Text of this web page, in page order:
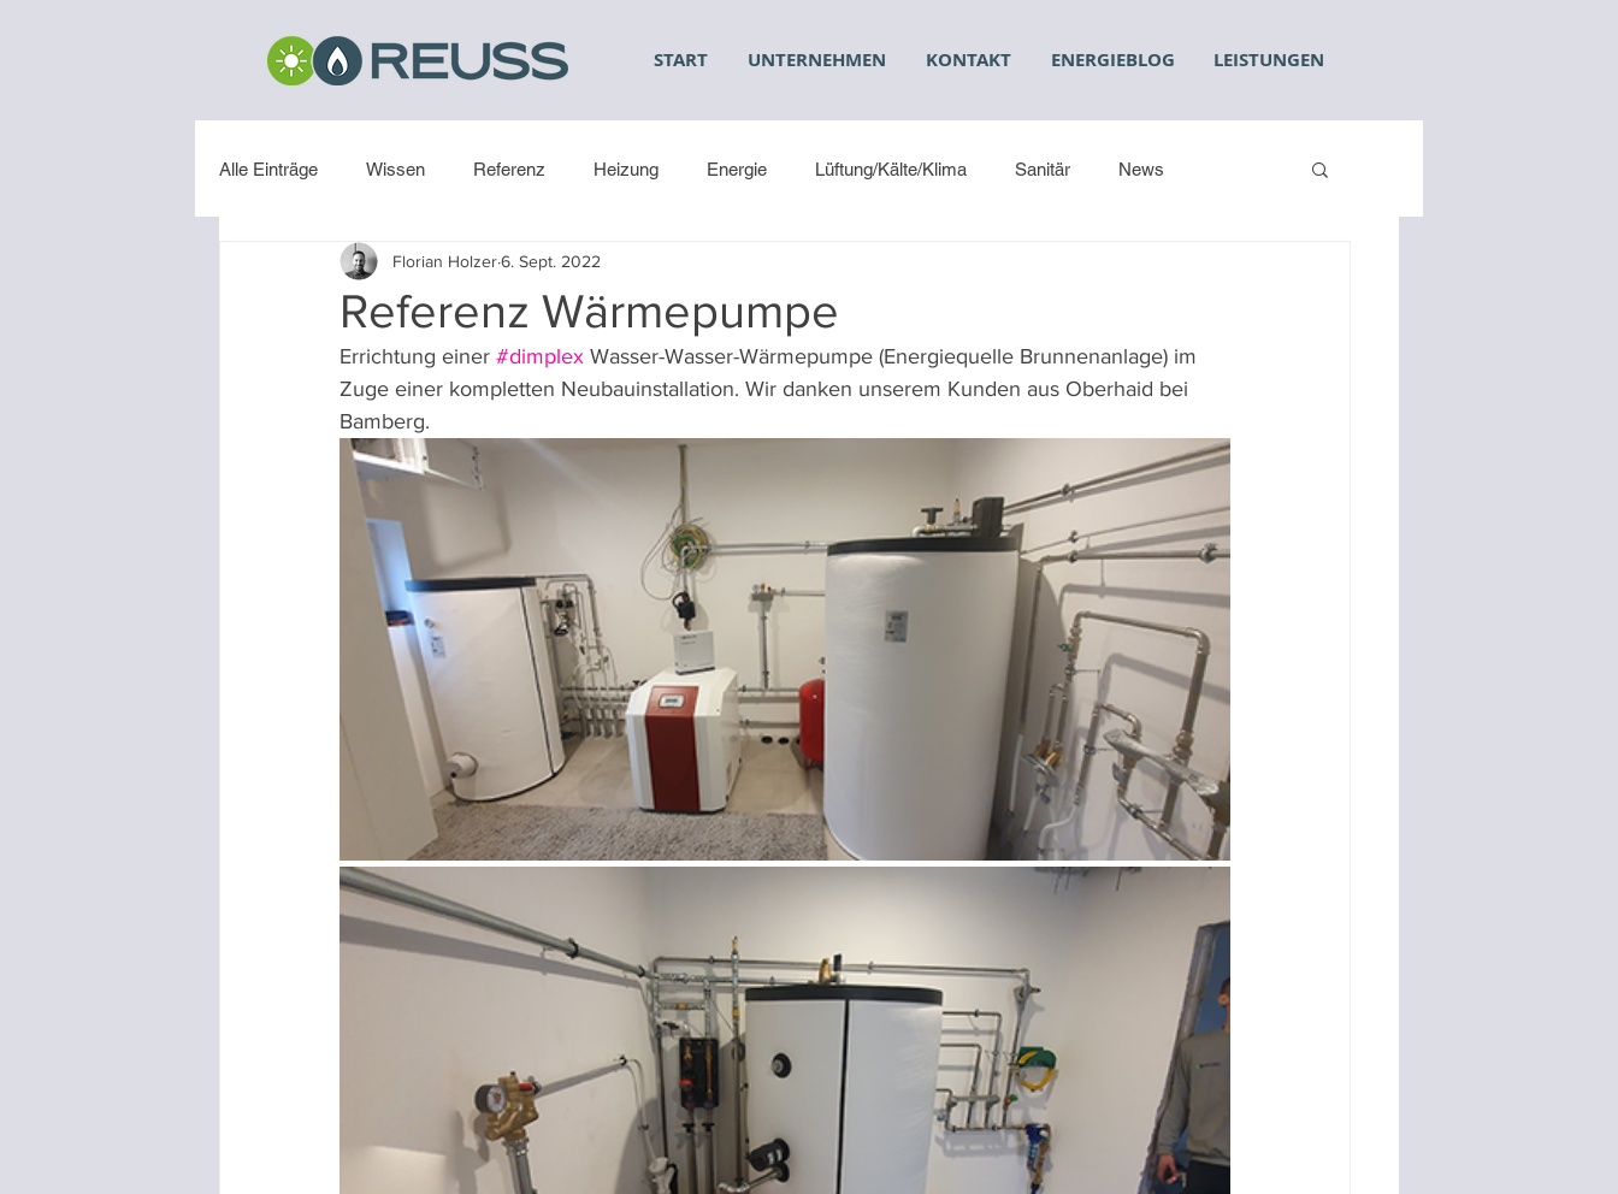
START UNTERNEHMEN KONTAKT ENERGIEBLOG LEISTUNGEN
Alle Einträge Wissen Referenz Heizung Energie Lüftung/Kälte/Klima Sanitär News
Installation
Referenz Wärmepumpe
Florian Holzer6. Sept. 2022
Errichtung einer #dimplex Wasser-Wasser-Wärmepumpe (Energiequelle Brunnenanlage) im
Zuge einer kompletten Neubauinstallation. Wir danken unserem Kunden aus Oberhaid bei
Bamberg.